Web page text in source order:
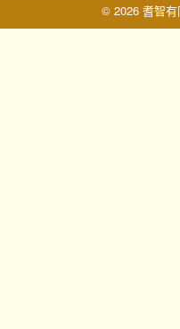
© 2026 耆智